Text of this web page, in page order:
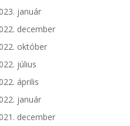
január
december
október
július
április
január
december